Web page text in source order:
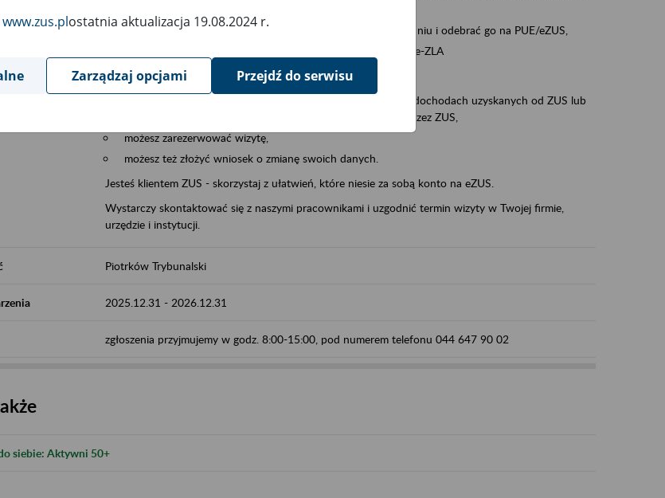
możesz złożyć wniosek o wydanie zaświadczenia o niezaleganiu i odebrać go na PUE/eZUS,
masz dostęp do zwolnień lekarskich swoich pracowników - e-ZLA
Jeśli jesteś świadczeniobiorcą
masz dostęp m.in. do formularza PIT 11A, czyli informacji o dochodach uzyskanych od ZUS lub
do formularza PIT 40A, czyli rocznego obliczenia podatku przez ZUS,
możesz zarezerwować wizytę,
możesz też złożyć wniosek o zmianę swoich danych.
Jesteś klientem ZUS - skorzystaj z ułatwień, które niesie za sobą konto na eZUS.
Wystarczy skontaktować się z naszymi pracownikami i uzgodnić termin wizyty w Twojej firmie,
urzędzie i instytucji.
Piotrków Trybunalski
2025.12.31 - 2026.12.31
zgłoszenia przyjmujemy w godz. 8:00-15:00, pod numerem telefonu 044 647 90 02
siebie: Aktywni 50+
ostatnia aktualizacja 19.08.2024 r.
Zarządzaj opcjami Przejdź do serwisu